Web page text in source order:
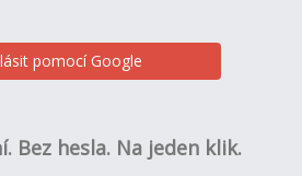
pomocí Google
Bez hesla. Na jeden klik.